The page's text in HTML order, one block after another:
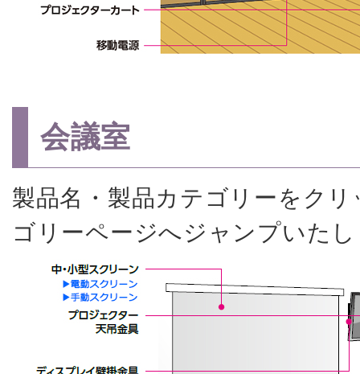
会議室
製品名・製品カテゴリーをク
ゴリーページへジャンプいた